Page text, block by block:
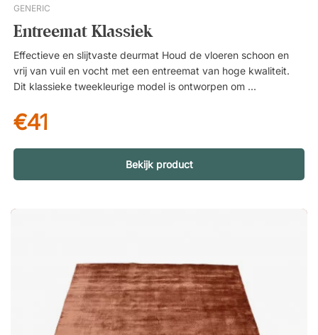
GENERIC
Entreemat Klassiek
Effectieve en slijtvaste deurmat Houd de vloeren schoon en
vrij van vuil en vocht met een entreemat van hoge kwaliteit.
Dit klassieke tweekleurige model is ontworpen om intensief
drukbezochte omgevingen. Met een slijtvaste toplaag van
high twist nylon en een antislip onderzijde van nitrilrubber
biedt de mat zowel stabiliteit als een doeltreffende opvang
van vuil en vocht. Bovendien is de mat wasbaar en vrij van
PVC – een duurzame keuze voor bedrijven en openbare
vocht efficiënt opneemt in entrees, recepties en liften. De mat
onderzijde van nitrilrubber. Textieloppervlak van high twist
nylon met extreem hoge slijtvastheid.
€41
Bekijk product